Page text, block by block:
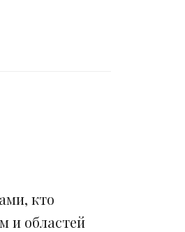
кто
и областей